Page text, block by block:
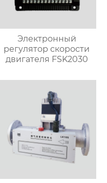
Электронный
регулятор скорости
двигателя FSK2030